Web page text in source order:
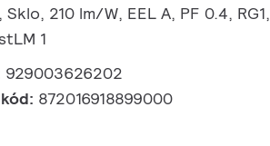
210 lm/W, EEL A, PF 0.4, RG1,
1
929003626202
872016918899000